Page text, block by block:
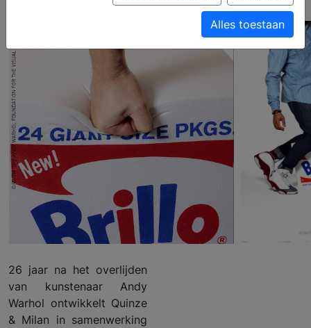
26 jaar na het overlijden
van kunstenaar Andy
Warhol ontwikkelt Quinze
& Milan in samenwerking
Alles toestaan